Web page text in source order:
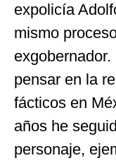
expolicía
mismo
pensar en la
fácticos en
años he
personaje,